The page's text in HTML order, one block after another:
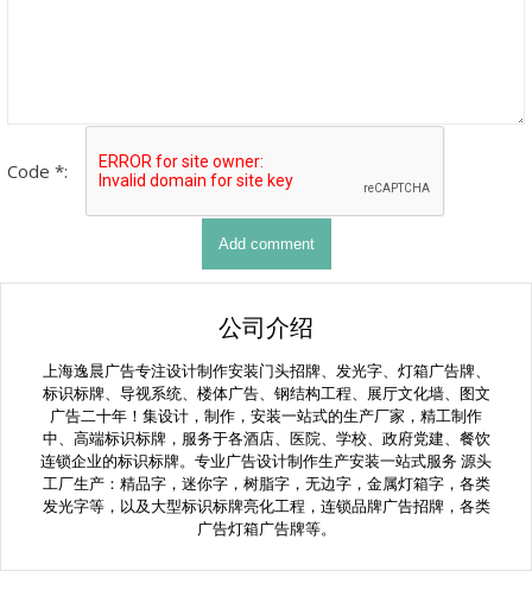
Code *:
公司介绍
上海逸晨广告专注设计制作安装门头招牌、发光字、灯箱广告牌、
标识标牌、导视系统、楼体广告、钢结构工程、展厅文化墙、图文
广告二十年！集设计，制作，安装一站式的生产厂家，精工制作
中、高端标识标牌，服务于各酒店、医院、学校、政府党建、餐饮
连锁企业的标识标牌。专业广告设计制作生产安装一站式服务 源头
工厂生产：精品字，迷你字，树脂字，无边字，金属灯箱字，各类
发光字等，以及大型标识标牌亮化工程，连锁品牌广告招牌，各类
广告灯箱广告牌等。